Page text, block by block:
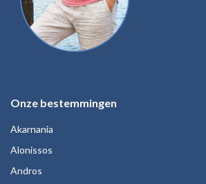
Onze bestemmingen
Akarnania
Alonissos
Andros